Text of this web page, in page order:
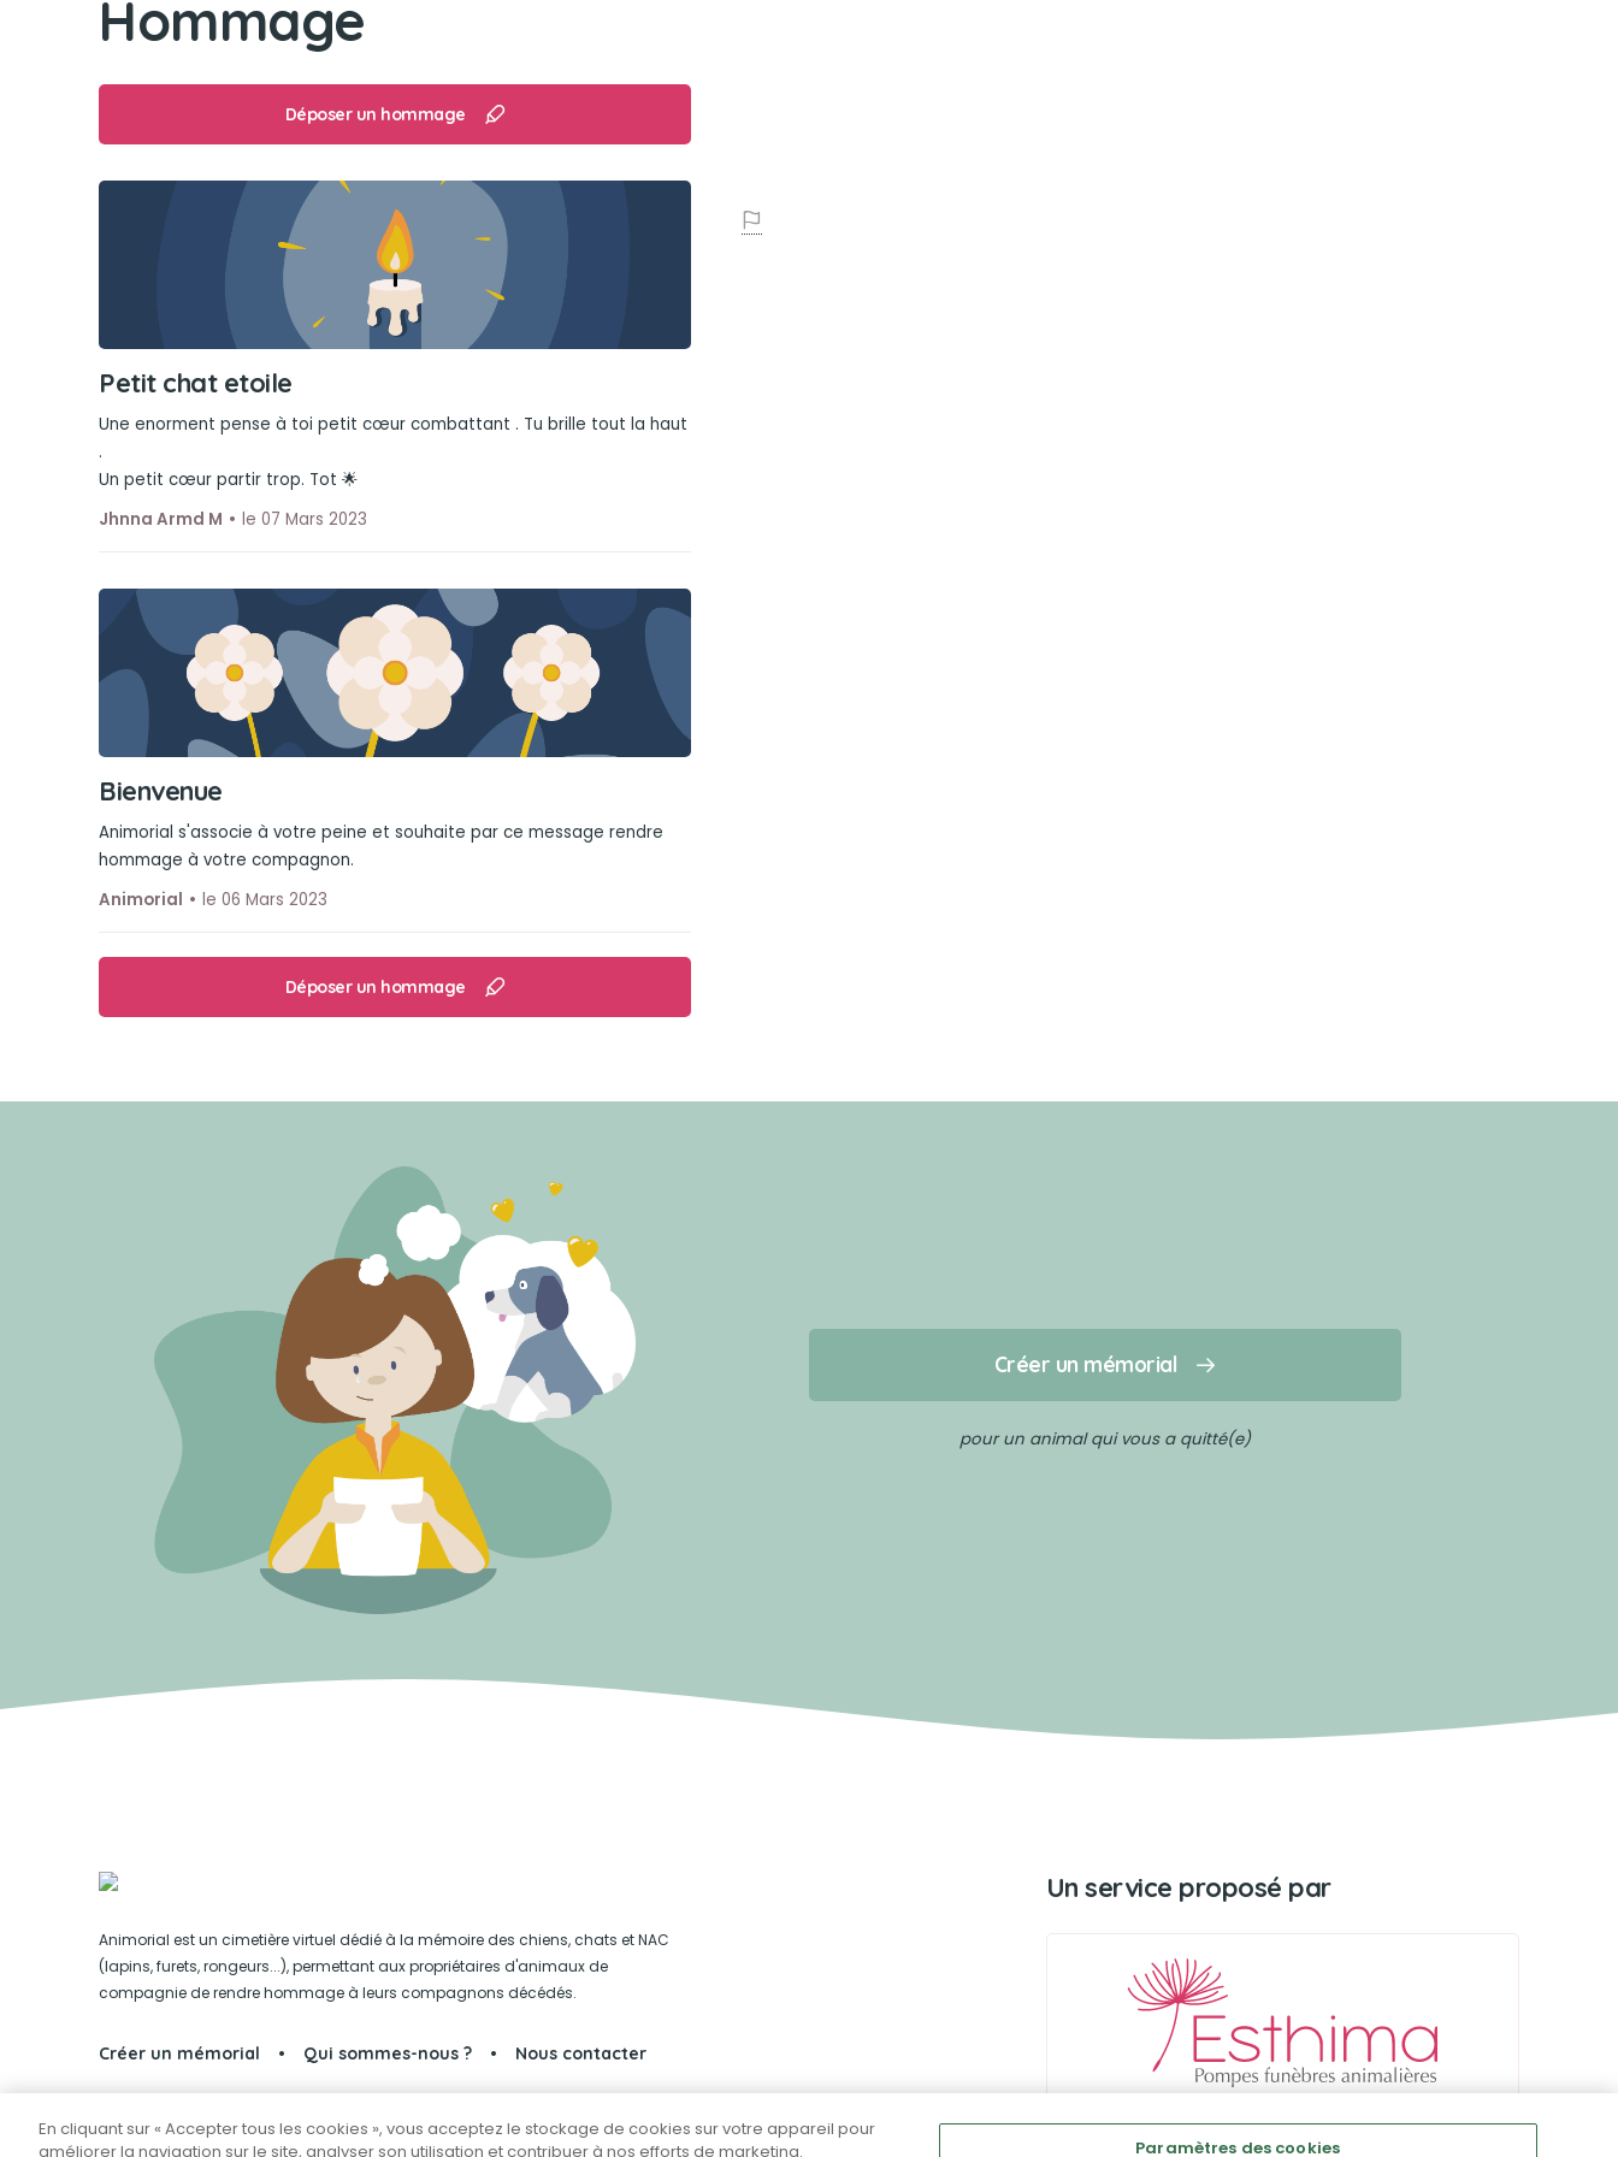
Hommage
Déposer un hommage
Petit chat etoile
Une enorment pense à toi petit cœur combattant . Tu brille tout la haut
.
Un petit cœur partir trop. Tot 🌟
Jhnna Armd M
le 07 Mars 2023
Bienvenue
Animorial s'associe à votre peine et souhaite par ce message rendre
hommage à votre compagnon.
Animorial
le 06 Mars 2023
Déposer un hommage
Créer un mémorial
pour un animal qui vous a quitté(e)
Animorial est un cimetière virtuel dédié à la mémoire des chiens, chats et NAC
(lapins, furets, rongeurs...), permettant aux propriétaires d'animaux de
compagnie de rendre hommage à leurs compagnons décédés.
Créer un mémorial Qui sommes-nous ? Nous contacter
Partager sur Facebook
Un service proposé par
En cliquant sur « Accepter tous les cookies », vous acceptez le stockage de cookies sur votre appareil pour
améliorer la navigation sur le site, analyser son utilisation et contribuer à nos efforts de marketing.
Paramètres des cookies